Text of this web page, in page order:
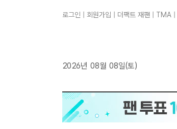
로그인 회원가입 더팩트 재팬 TMA
2026년 08월 08일(토)